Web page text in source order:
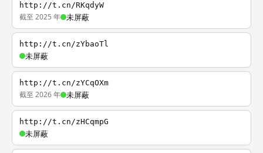
http://t.cn/RKqdyW
截至 2025 年 未屏蔽
http://t.cn/zYbaoTl
未屏蔽
http://t.cn/zYCqOXm
截至 2026 年 未屏蔽
http://t.cn/zHCqmpG
未屏蔽